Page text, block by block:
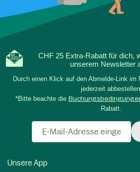
CHF 25 Extra-Rabatt für dich,
unserem Newsletter
Durch einen Klick auf den Abmelde-Link im
jederzeit abbestellen.
*Bitte beachte die
Rabatt.
Unsere App